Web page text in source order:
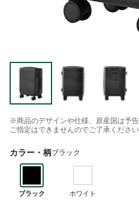
※商品のデザインや仕様、原産国は予
ご指定はできませんのでご了承ください
カラー・柄ブラック
ブラック ホワイト